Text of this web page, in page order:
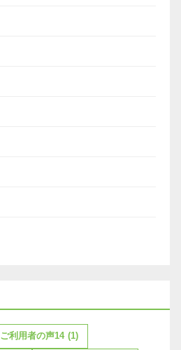
ご利用者の声14 (1)